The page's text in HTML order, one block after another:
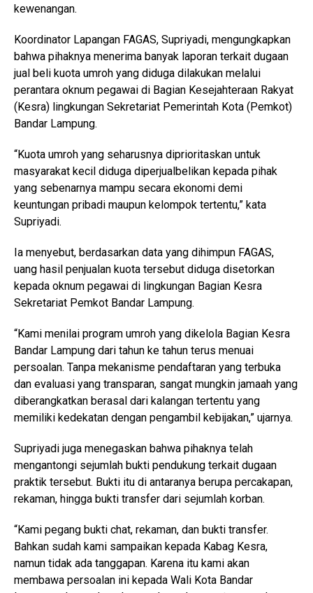
kewenangan.
Koordinator Lapangan FAGAS, Supriyadi, mengungkapkan
bahwa pihaknya menerima banyak laporan terkait dugaan
jual beli kuota umroh yang diduga dilakukan melalui
perantara oknum pegawai di Bagian Kesejahteraan Rakyat
(Kesra) lingkungan Sekretariat Pemerintah Kota (Pemkot)
Bandar Lampung.
“Kuota umroh yang seharusnya diprioritaskan untuk
masyarakat kecil diduga diperjualbelikan kepada pihak
yang sebenarnya mampu secara ekonomi demi
keuntungan pribadi maupun kelompok tertentu,” kata
Supriyadi.
Ia menyebut, berdasarkan data yang dihimpun FAGAS,
uang hasil penjualan kuota tersebut diduga disetorkan
kepada oknum pegawai di lingkungan Bagian Kesra
Sekretariat Pemkot Bandar Lampung.
“Kami menilai program umroh yang dikelola Bagian Kesra
Bandar Lampung dari tahun ke tahun terus menuai
persoalan. Tanpa mekanisme pendaftaran yang terbuka
dan evaluasi yang transparan, sangat mungkin jamaah yang
diberangkatkan berasal dari kalangan tertentu yang
memiliki kedekatan dengan pengambil kebijakan,” ujarnya.
Supriyadi juga menegaskan bahwa pihaknya telah
mengantongi sejumlah bukti pendukung terkait dugaan
praktik tersebut. Bukti itu di antaranya berupa percakapan,
rekaman, hingga bukti transfer dari sejumlah korban.
“Kami pegang bukti chat, rekaman, dan bukti transfer.
Bahkan sudah kami sampaikan kepada Kabag Kesra,
namun tidak ada tanggapan. Karena itu kami akan
membawa persoalan ini kepada Wali Kota Bandar